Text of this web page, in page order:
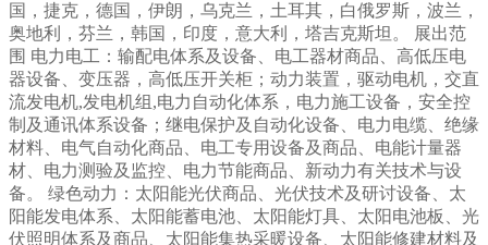
国，捷克，德国，伊朗，乌克兰，土耳其，白俄罗斯，波兰，
奥地利，芬兰，韩国，印度，意大利，塔吉克斯坦。 展出范
围 电力电工：输配电体系及设备、电工器材商品、高低压电
器设备、变压器，高低压开关柜；动力装置，驱动电机，交直
流发电机,发电机组,电力自动化体系，电力施工设备，安全控
制及通讯体系设备；继电保护及自动化设备、电力电缆、绝缘
材料、电气自动化商品、电工专用设备及商品、电能计量器
材、电力测验及监控、电力节能商品、新动力有关技术与设
备。 绿色动力：太阳能光伏商品、光伏技术及研讨设备、太
阳能发电体系、太阳能蓄电池、太阳能灯具、太阳电池板、光
伏照明体系及商品、太阳能集热采暖设备、太阳能修建材料及